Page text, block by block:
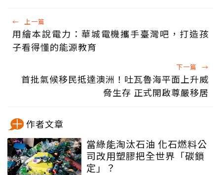
← 上一篇
用繪本說電力：華城電機攜手臺灣吧，打造孩
子看得懂的能源教育
下一篇 →
首批氣候移民抵達澳洲！吐瓦魯海平面上升威
脅生存 正式開啟尊嚴移居
作者文章
當綠能淘汰石油 化石燃料公
司改用塑膠把全世界「碳鎖
定」？